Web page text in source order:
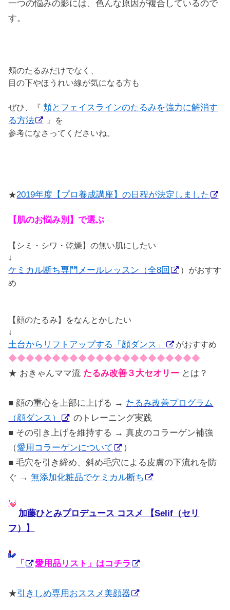
一つの悩みの影には、色んな原因が複合しているので
す。
頬のたるみだけでなく、
目の下やほうれい線が気になる方も
ぜひ、『頬とフェイスラインのたるみを強力に解消す
る方法
』を
参考になさってくださいね。
★2019年度【プロ養成講座】の日程が決定しました
【肌のお悩み別】で選ぶ
【シミ・シワ・乾燥】の無い肌にしたい
↓
ケミカル断ち専門メールレッスン（全8回
）がおすす
め
【顔のたるみ】をなんとかしたい
↓
土台からリフトアップする「顔ダンス」 がおすすめ
◆◆◆◆◆◆◆◆◆◆◆◆◆◆◆◆◆◆◆◆◆◆
★ おきゃんママ流 たるみ改善３大セオリー とは？
■ 顔の重心を上部に上げる → たるみ改善プログラム
（顔ダンス）
のトレーニング実践
■ その引き上げを維持する → 真皮のコラーゲン補強
（愛用コラーゲンについて
）
■ 毛穴を引き締め、斜め毛穴による皮膚の下流れを防
ぐ →無添加化粧品でケミカル断ち
加藤ひとみプロデュース コスメ 【Selif（セリ
フ）】
「 愛用品リスト」はコチラ
★引きしめ専用おススメ美顔器